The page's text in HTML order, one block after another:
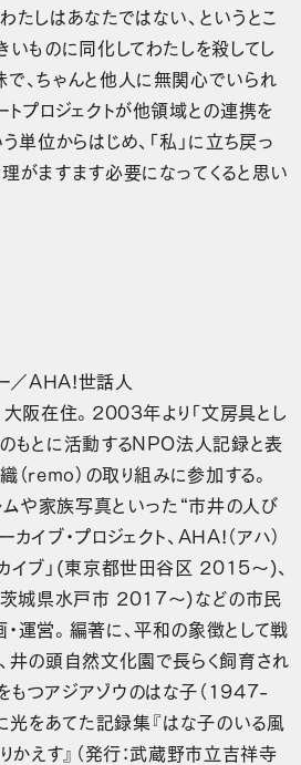
たしはあなたではない、というとこ
いものに同化してわたしを殺してし
、ちゃんと他人に無関心でいられ
トプロジェクトが他領域との連携を
単位からはじめ、「私」に立ち戻っ
がますます必要になってくると思い
／AHA!世話人
阪在住。2003年より「文房具とし
もとに活動するNPO法人記録と表
（remo）の取り組みに参加する。
や家族写真といった“市井の人び
イブ・プロジェクト、AHA!（アハ）
イブ」(東京都世田谷区 2015〜)、
城県水戸市 2017〜)などの市民
運営。編著に、平和の象徴として戦
井の頭自然文化園で長らく飼育され
もつアジアゾウのはな子（1947-
をあてた記録集『はな子のいる風
かえす』（発行：武蔵野市立吉祥寺